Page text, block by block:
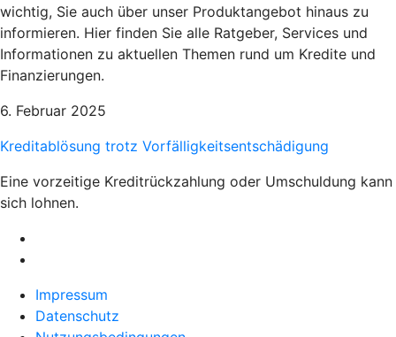
wichtig, Sie auch über unser Produktangebot hinaus zu
informieren. Hier finden Sie alle Ratgeber, Services und
Informationen zu aktuellen Themen rund um Kredite und
Finanzierungen.
6. Februar 2025
Kreditablösung trotz Vorfälligkeitsentschädigung
Eine vorzeitige Kreditrückzahlung oder Umschuldung kann
sich lohnen.
Impressum
Datenschutz